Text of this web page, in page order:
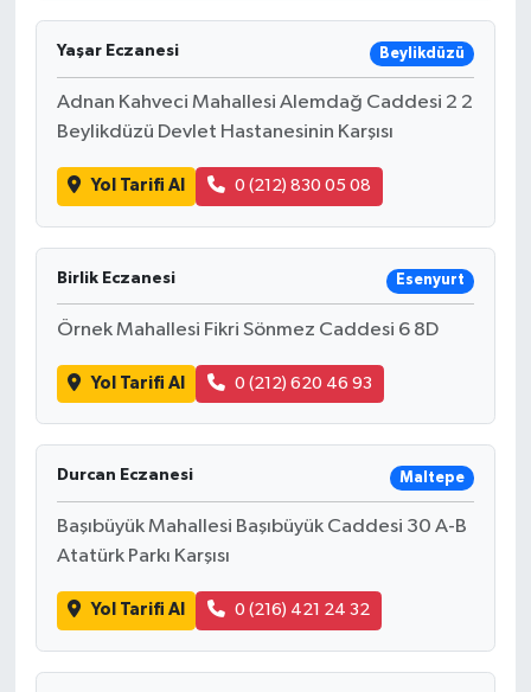
Yaşar Eczanesi Beylikdüzü
Adnan Kahveci Mahallesi Alemdağ Caddesi 2 2
Beylikdüzü Devlet Hastanesinin Karşısı
Yol Tarifi Al 0 (212) 830 05 08
Birlik Eczanesi Esenyurt
Örnek Mahallesi Fikri Sönmez Caddesi 6 8D
Yol Tarifi Al 0 (212) 620 46 93
Durcan Eczanesi Maltepe
Başıbüyük Mahallesi Başıbüyük Caddesi 30 A-B
Atatürk Parkı Karşısı
Yol Tarifi Al 0 (216) 421 24 32